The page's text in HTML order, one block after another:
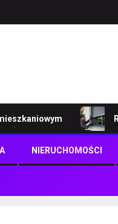
Roleta
NIERUCHOMOŚCI